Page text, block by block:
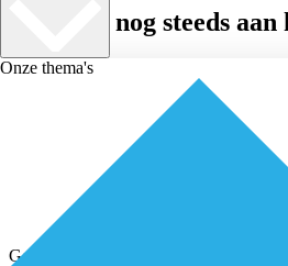
Onze thema's
“We zijn nog steeds
Geplaatst door